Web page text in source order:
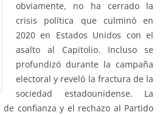
obviamente, no ha cerrado la
crisis política que culminó en
2020 en Estados Unidos con el
asalto al Capitolio. Incluso se
profundizó durante la campaña
electoral y reveló la fractura de la
sociedad estadounidense. La
confianza y el rechazo al Partido